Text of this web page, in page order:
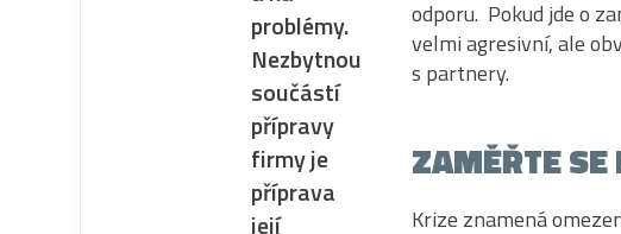
problémy.
Nezbytnou
součástí
přípravy
firmy je
příprava
její
odporu. Pokud jde o
velmi agresivní, ale
s partnery.
ZAMĚŘTE
Krize znamená